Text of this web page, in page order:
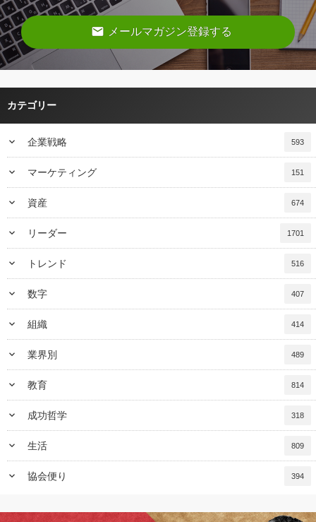
email メールマガジン登録する
カテゴリー
keyboard_arrow_down 企業戦略 593
keyboard_arrow_down マーケティング 151
keyboard_arrow_down 資産 674
keyboard_arrow_down リーダー 1701
keyboard_arrow_down トレンド 516
keyboard_arrow_down 数字 407
keyboard_arrow_down 組織 414
keyboard_arrow_down 業界別 489
keyboard_arrow_down 教育 814
keyboard_arrow_down 成功哲学 318
keyboard_arrow_down 生活 809
keyboard_arrow_down 協会便り 394